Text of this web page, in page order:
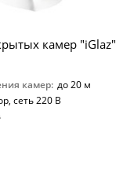
камер "iGlaz"
камер: до 20 м
сеть 220 В